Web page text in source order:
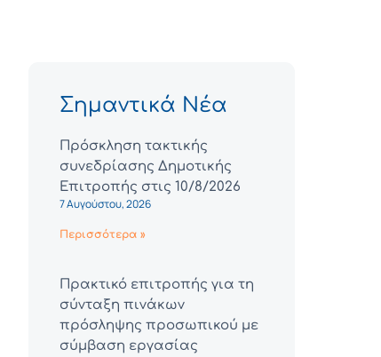
Σημαντικά Νέα
Πρόσκληση τακτικής
συνεδρίασης Δημοτικής
Επιτροπής στις 10/8/2026
7 Αυγούστου, 2026
Περισσότερα »
Πρακτικό επιτροπής για τη
σύνταξη πινάκων
πρόσληψης προσωπικού με
σύμβαση εργασίας